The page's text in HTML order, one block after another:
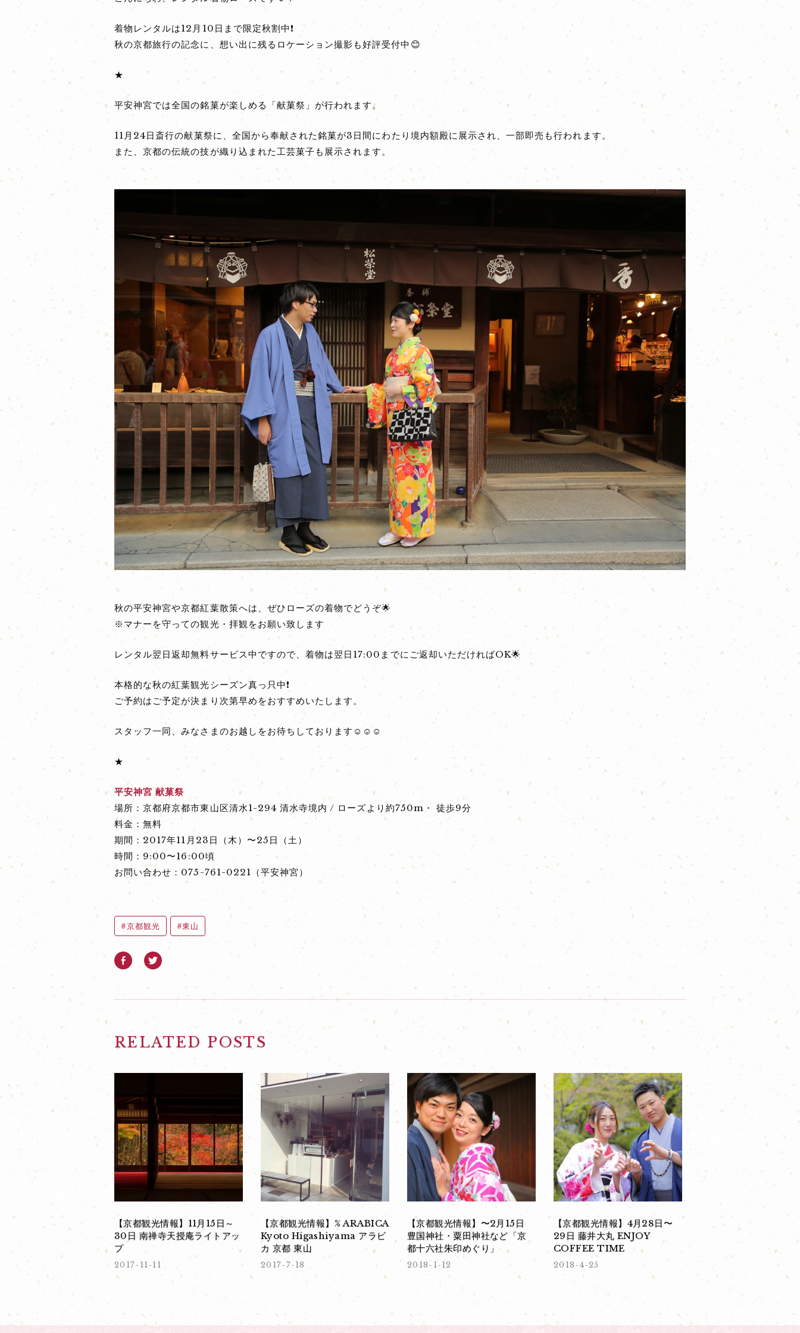
着物レンタルは12月10日まで限定秋割中❗
秋の京都旅行の記念に、想い出に残るロケーション撮影も好評受付中😊
★
平安神宮では全国の銘菓が楽しめる「献菓祭」が行われます。
11月24日斎行の献菓祭に、全国から奉献された銘菓が3日間にわたり境内額殿に展示され、一部即売も行われます。
また、京都の伝統の技が織り込まれた工芸菓子も展示されます。
秋の平安神宮や京都紅葉散策へは、ぜひローズの着物でどうぞ🌟
※マナーを守っての観光・拝観をお願い致します
レンタル翌日返却無料サービス中ですので、着物は翌日17:00までにご返却いただければOK🌟
本格的な秋の紅葉観光シーズン真っ只中❗
ご予約はご予定が決まり次第早めをおすすめいたします。
スタッフ一同、みなさまのお越しをお待ちしております☺☺☺
★
平安神宮 献菓祭
場所：京都府京都市東山区清水1-294 清水寺境内 / ローズより約750m・ 徒歩9分
料金：無料
期間：2017年11月23日（木）〜25日（土）
時間：9:00〜16:00頃
お問い合わせ：075-761-0221（平安神宮）
京都観光 東山
RELATED POSTS
【京都観光情報】11月15日～
30日 南禅寺天授庵ライトアッ
プ
2017-11-11
【京都観光情報】% ARABICA
Kyoto Higashiyama アラビ
カ 京都 東山
2017-7-18
【京都観光情報】〜2月15日
豊国神社・粟田神社など「京
都十六社朱印めぐり」
2018-1-12
【京都観光情報】4月28日〜
29日 藤井大丸 ENJOY
COFFEE TIME
2018-4-25